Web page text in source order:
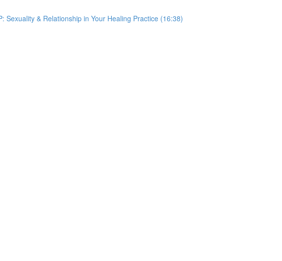
Sexuality & Relationship in Your Healing Practice (16:38)